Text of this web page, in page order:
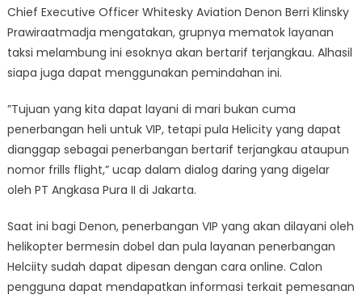
Online
Chief Executive Officer Whitesky Aviation Denon Berri Klinsky
Prawiraatmadja mengatakan, grupnya mematok layanan
taksi melambung ini esoknya akan bertarif terjangkau. Alhasil
siapa juga dapat menggunakan pemindahan ini.
”Tujuan yang kita dapat layani di mari bukan cuma
penerbangan heli untuk VIP, tetapi pula Helicity yang dapat
dianggap sebagai penerbangan bertarif terjangkau ataupun
nomor frills flight,” ucap dalam dialog daring yang digelar
oleh PT Angkasa Pura II di Jakarta.
Saat ini bagi Denon, penerbangan VIP yang akan dilayani oleh
helikopter bermesin dobel dan pula layanan penerbangan
Helciity sudah dapat dipesan dengan cara online. Calon
pengguna dapat mendapatkan informasi terkait pemesanan